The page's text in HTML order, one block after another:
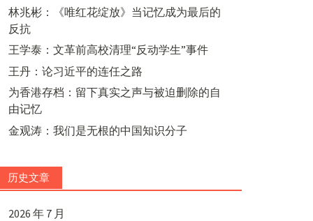
林兆彬：《唯红花绽放》当记忆成为最后的
反抗
王学泰：文革前高校清理“反动学生”事件
王丹：论习近平的连任之路
为香港存档：留下真实之声与被迫删除的自
由记忆
金观涛：我们是无根的中国知识分子
历史文章
2026 年 7 月